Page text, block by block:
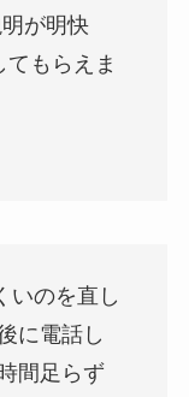
が明快
もらえま
いのを直し
に電話し
間足らず